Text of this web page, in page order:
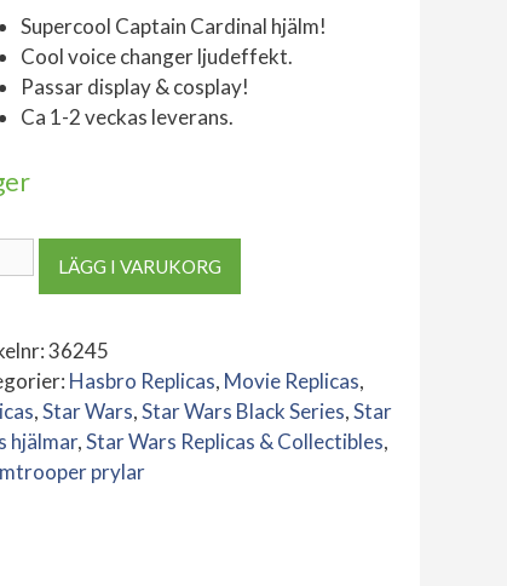
Supercool Captain Cardinal hjälm!
Cool voice changer ljudeffekt.
Passar display & cosplay!
Ca 1-2 veckas leverans.
LÄGG I VARUKORG
36245
Hasbro Replicas, Movie Replicas,
,Star Wars,Star Wars Black Series,Star
hjälmar,Star Wars Replicas & Collectibles,
prylar